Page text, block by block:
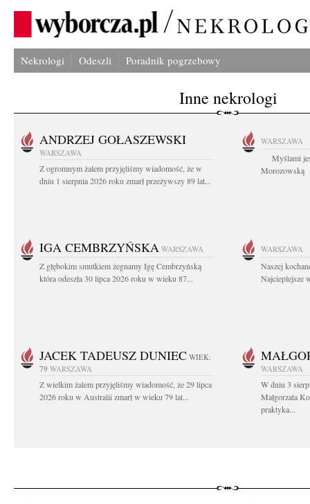
Nekrologi Odeszli Poradnik pogrzebowy
Inne nekrologi
ANDRZEJ GOŁASZEWSKI
WARSZAWA
Z ogromnym żalem przyjęliśmy wiadomość, że w
dniu 1 sierpnia 2026 roku zmarł przeżywszy 89 lat...
WARSZAWA
Myślami
Morozowską
IGA CEMBRZYŃSKA WARSZAWA
Z głębokim smutkiem żegnamy Igę Cembrzyńską
która odeszła 30 lipca 2026 roku w wieku 87...
WARSZAWA
Naszej
Najcieplejsze
JACEK TADEUSZ DUNIEC WIEK:
79 WARSZAWA
Z wielkim żalem przyjęliśmy wiadomość, że 29 lipca
2026 roku w Australii zmarł w wieku 79 lat...
WARSZAWA
W dniu 3
Małgorzata
praktyka...